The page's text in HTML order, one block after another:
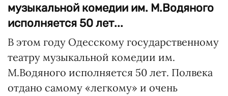
музыкальной комедии им. М.Водяного
исполняется 50 лет...
В этом году Одесскому государственному
театру музыкальной комедии им.
М.Водяного исполняется 50 лет. Полвека
отдано самому «легкому» и очень